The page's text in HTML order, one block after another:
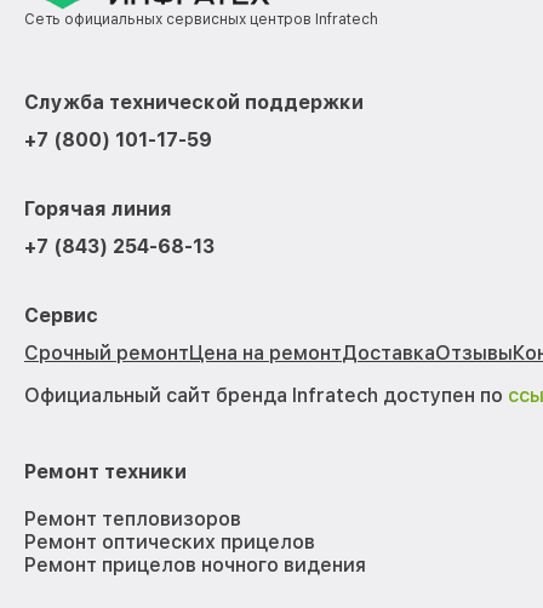
Сеть официальных сервисных центров Infratech
Служба технической поддержки
+7 (800) 101-17-59
Горячая линия
+7 (843) 254-68-13
Сервис
Срочный ремонтЦена на ремонтДоставкаОтзывы
Официальный сайт бренда Infratech доступен по
Ремонт техники
Ремонт тепловизоров
Ремонт оптических прицелов
Ремонт прицелов ночного видения